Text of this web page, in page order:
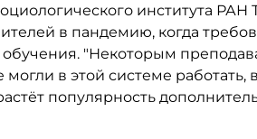
института РАН
в пандемию, когда
"Некоторым
могли в этой системе
популярность